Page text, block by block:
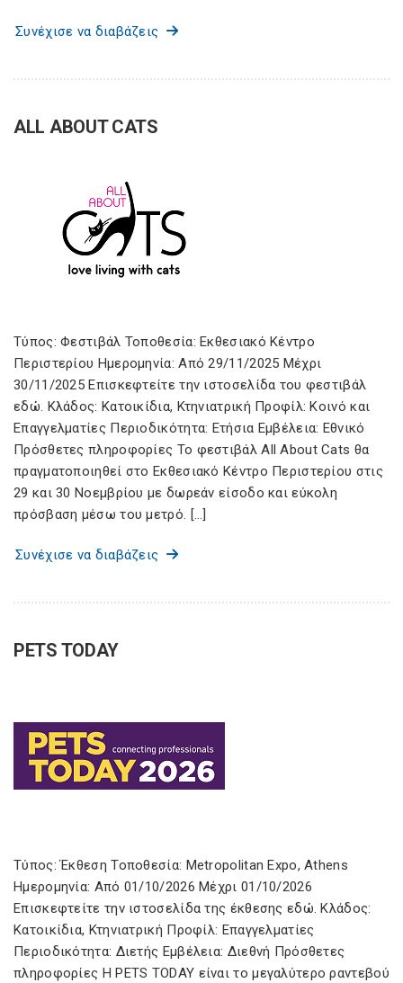
Συνέχισε να διαβάζεις
ALL ABOUT CATS
Τύπος: Φεστιβάλ Τοποθεσία: Εκθεσιακό Κέντρο
Περιστερίου Ημερομηνία: Από 29/11/2025 Μέχρι
30/11/2025 Επισκεφτείτε την ιστοσελίδα του φεστιβάλ
εδώ. Κλάδος: Κατοικίδια, Κτηνιατρική Προφίλ: Κοινό και
Επαγγελματίες Περιοδικότητα: Ετήσια Εμβέλεια: Εθνικό
Πρόσθετες πληροφορίες Το φεστιβάλ All About Cats θα
πραγματοποιηθεί στο Εκθεσιακό Κέντρο Περιστερίου στις
29 και 30 Νοεμβρίου με δωρεάν είσοδο και εύκολη
πρόσβαση μέσω του μετρό. […]
Συνέχισε να διαβάζεις
PETS TODAY
Τύπος: Έκθεση Τοποθεσία: Metropolitan Expo, Athens
Ημερομηνία: Από 01/10/2026 Μέχρι 01/10/2026
Επισκεφτείτε την ιστοσελίδα της έκθεσης εδώ. Κλάδος:
Κατοικίδια, Κτηνιατρική Προφίλ: Επαγγελματίες
Περιοδικότητα: Διετής Εμβέλεια: Διεθνή Πρόσθετες
πληροφορίες Η PETS TODAY είναι το μεγαλύτερο ραντεβού